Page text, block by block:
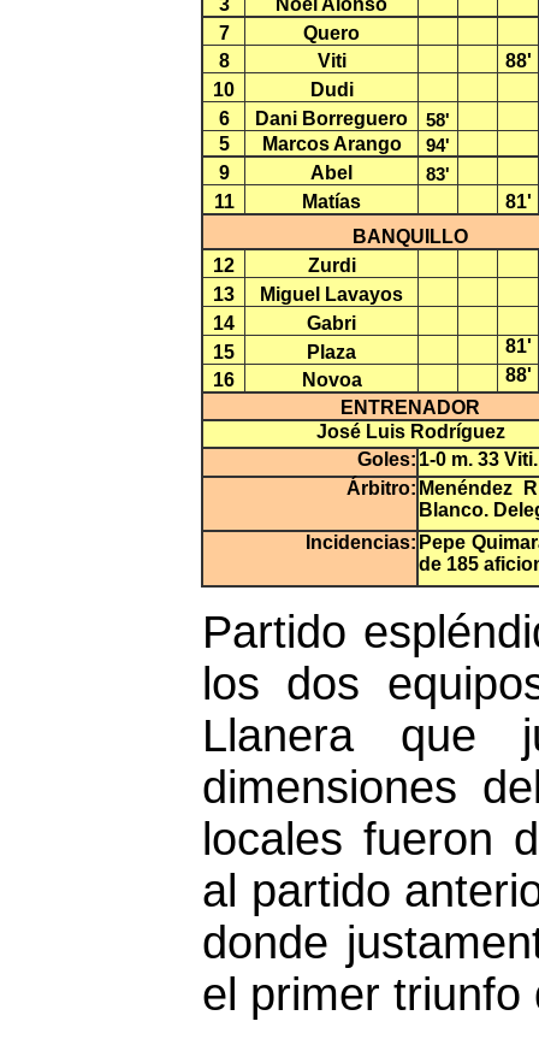
3
Noel Alonso
7
Quero
8
Viti
88'
10
Dudi
6
Dani Borreguero 58'
5 Marcos Arango 94'
9 Abel 83'
11 Matías
81'
BANQUILLO
12
Zurdi
13
Miguel Lavayos
14
Gabri
15
Plaza
81'
16
Novoa
88'
ENTRENADOR
José Luis Rodríguez
Goles: 1-0 m. 33 Viti.
Árbitro: Menéndez
Blanco.
Incidencias: Pepe
de 185
Partido
los dos
Llanera que
dimensiones
locales fueron
al partido
donde
el primer